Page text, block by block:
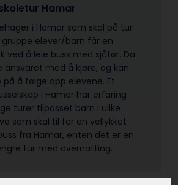
Hamar
i Hamar som skal på tur
elever/barn får en
ved å leie buss med sjåfør. Da
med å kjøre, og kan
på å følge opp elevene. Et
i Hamar har erfaring
turer tilpasset barn i ulike
som skal til for en vellykket
fra Hamar, enten det er en
tur med overnatting.